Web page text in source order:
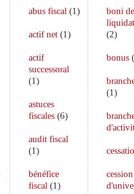
abus fiscal (1)
actif net(1)
actif
successoral
(1)
astuces
fiscales(6)
audit fiscal
(1)
bénéfice
fiscal (1)
boni de
(2)
bonus(
(1)
cession